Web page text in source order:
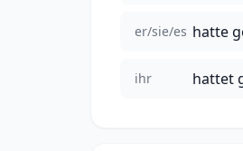
er/sie/es hatte
ihr hattet